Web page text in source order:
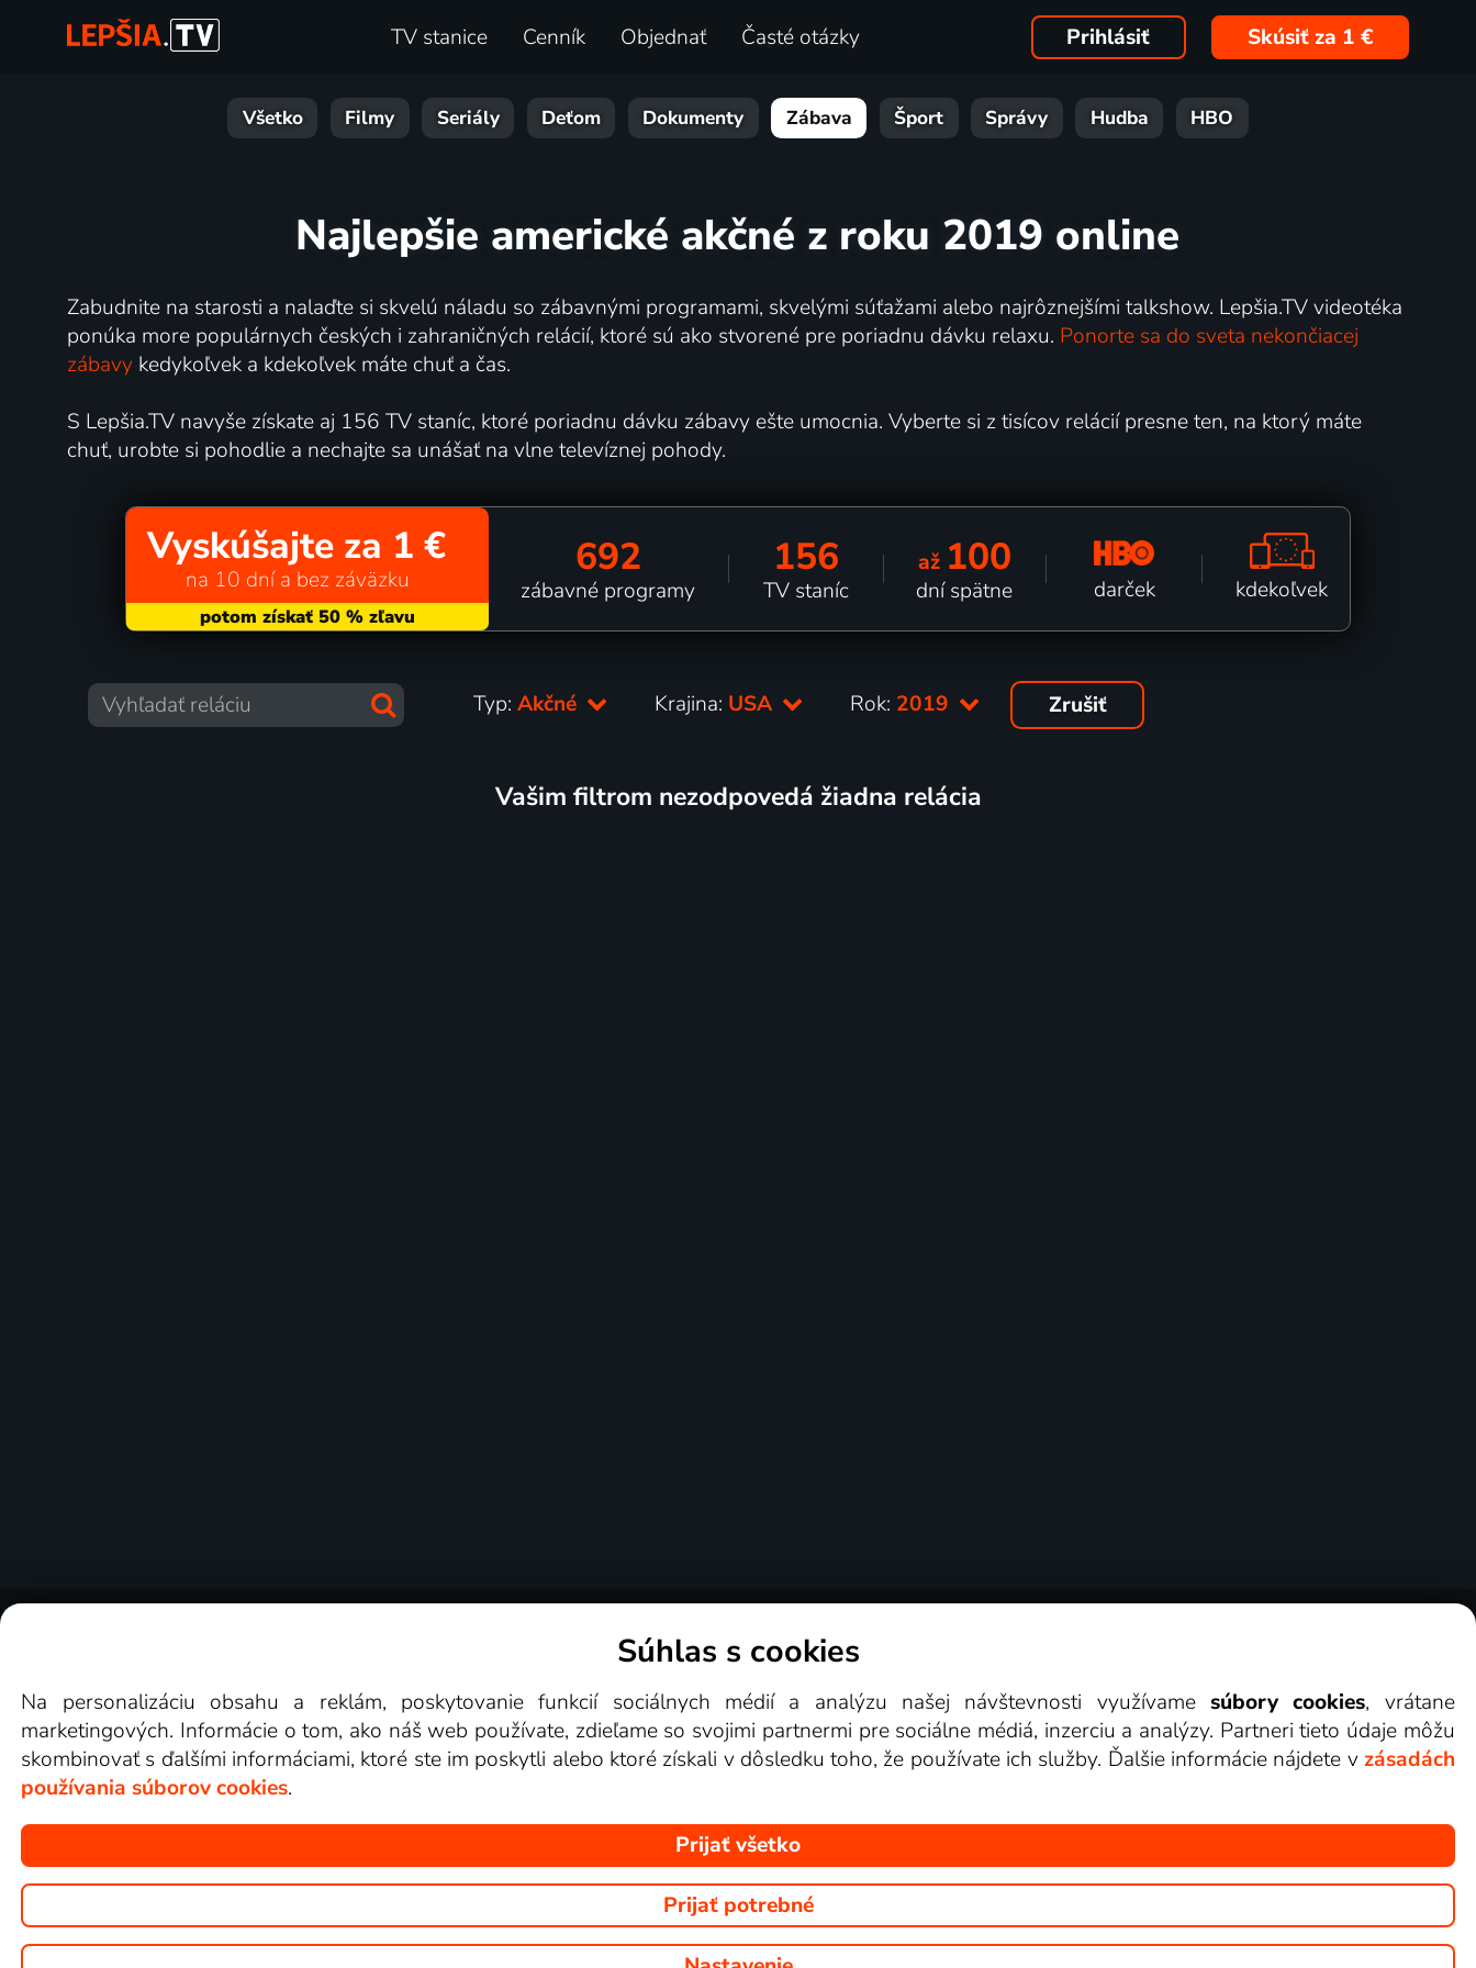
TV stanice Cenník Objednať Časté otázky Prihlásiť Skúsiť za 1 €
Všetko Filmy Seriály Deťom Dokumenty Zábava Šport Správy Hudba HBO
Najlepšie americké akčné z roku 2019 online
Zabudnite na starosti a nalaďte si skvelú náladu so zábavnými programami, skvelými súťažami alebo najrôznejšími talkshow. Lepšia.TV videotéka
ponúka more populárnych českých i zahraničných relácií, ktoré sú ako stvorené pre poriadnu dávku relaxu. Ponorte sa do sveta nekončiacej
zábavykedykoľvek a kdekoľvek máte chuť a čas.
S Lepšia.TV navyše získate aj 156 TV staníc, ktoré poriadnu dávku zábavy ešte umocnia. Vyberte si z tisícov relácií presne ten, na ktorý máte
chuť, urobte si pohodlie a nechajte sa unášať na vlne televíznej pohody.
Vyskúšajte za 1 €
na 10 dní a bez záväzku 692
zábavné programy
156
TV staníc
až 100
dní spätne darček kdekoľvek
Typ:Akčné Krajina: USA Rok: 2019 Zrušiť
Vašim filtrom nezodpovedá žiadna relácia
Videotéka
Copyright © goNET s.r.o. Na tomto webe sú zobrazované obrázky z relácií TV staníc, ktoré môžete sledovať v Lepšia.TV.
Súhlas s cookies
Na personalizáciu obsahu a reklám, poskytovanie funkcií sociálnych médií a analýzu našej návštevnosti využívamesúbory cookies, vrátane
marketingových. Informácie o tom, ako náš web používate, zdieľame so svojimi partnermi pre sociálne médiá, inzerciu a analýzy. Partneri tieto údaje môžu
skombinovať s ďalšími informáciami, ktoré ste im poskytli alebo ktoré získali v dôsledku toho, že používate ich služby. Ďalšie informácie nájdete v zásadách
používania súborov cookies.
Prijať všetko
Prijať potrebné